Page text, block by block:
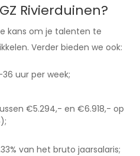
Rivierduinen?
kans om je talenten te
Verder bieden we ook:
uur per week;
€5.294,- en €6.918,- op
van het bruto jaarsalaris;